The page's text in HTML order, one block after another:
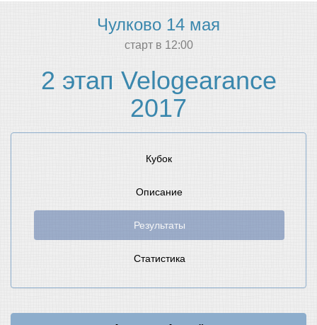
Чулково 14 мая
cтарт в 12:00
2 этап Velogearance
2017
Кубок
Описание
Результаты
Статистика